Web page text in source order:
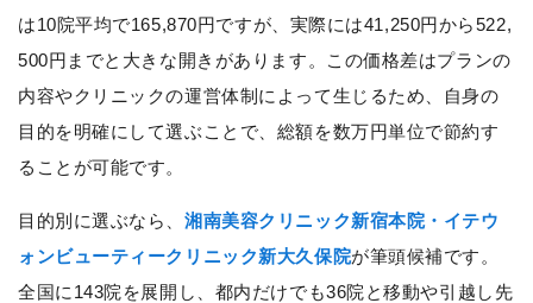
は10院平均で165,870円ですが、実際には41,250円から522,
500円までと大きな開きがあります。この価格差はプランの
内容やクリニックの運営体制によって生じるため、自身の
目的を明確にして選ぶことで、総額を数万円単位で節約す
ることが可能です。
目的別に選ぶなら、湘南美容クリニック新宿本院・イテウ
ォンビューティークリニック新大久保院が筆頭候補です。
全国に143院を展開し、都内だけでも36院と移動や引越し先